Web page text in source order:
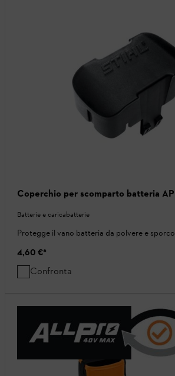
Coperchio per scomparto batteria AP
Batterie e caricabatterie
Protegge il vano batteria da polvere e sporco
4,60 €*
Confronta